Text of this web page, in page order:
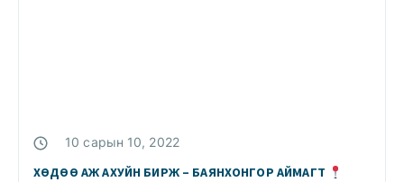
10 сарын 10, 2022
ХӨДӨӨ АЖ АХУЙН БИРЖ – БАЯНХОНГОР АЙМАГТ